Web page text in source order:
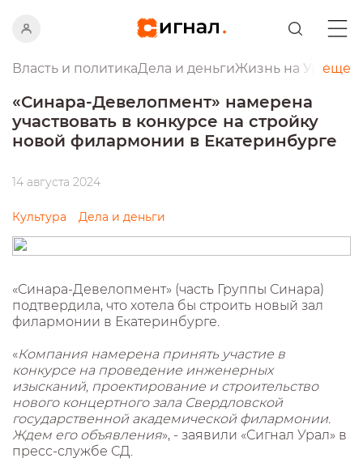
Власть и политикаДела и деньгиЖизнь на Урале
еще
«Синара-Девелопмент» намерена
участвовать в конкурсе на стройку
новой филармонии в Екатеринбурге
14 августа 2024
Культура Дела и деньги
«Синара-Девелопмент» (часть Группы Синара)
подтвердила, что хотела бы строить новый зал
филармонии в Екатеринбурге.
«Компания намерена принять участие в
конкурсе на проведение инженерных
изысканий, проектирование и строительство
нового концертного зала Свердловской
государственной академической филармонии.
Ждем его объявления», - заявили «Сигнал Урал» в
пресс-службе СД.